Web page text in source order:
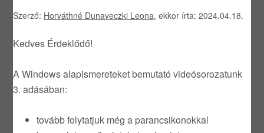
Szerző: Horváthné Dunaveczki Leona, ekkor írta: 2024.04.18.
Kedves Érdeklődő!
A Windows alapismereteket bemutató videósorozatunk
3. adásában:
tovább folytatjuk még a parancsikonokkal